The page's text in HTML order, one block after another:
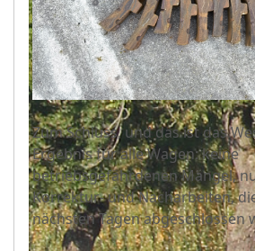
Zum Schluss, und das ist das
Ergebnis für alle Wagen: keine
betriebsgefährdenen Mängel,
Korrektur- und Nacharbeiten,
nächsten Tagen abgeschlossen